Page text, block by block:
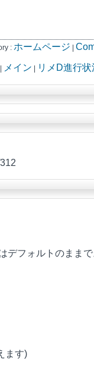
: ホームページ
メイン リメD進行状
デフォルトのまま
ます)